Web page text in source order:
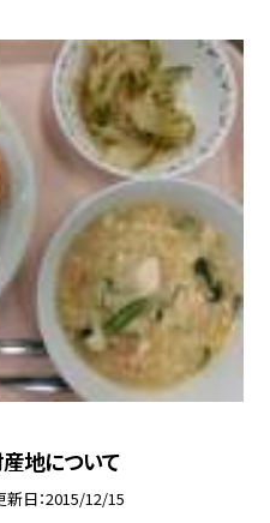
産地について
新日 2015/12/15